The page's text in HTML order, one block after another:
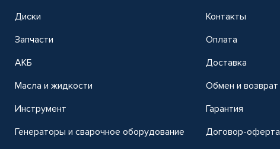
Диски
Запчасти
АКБ
Масла и жидкости
Инструмент
Генераторы и сварочное оборудование
Контакты
Оплата
Доставка
Обмен и возврат
Гарантия
Договор-оферта